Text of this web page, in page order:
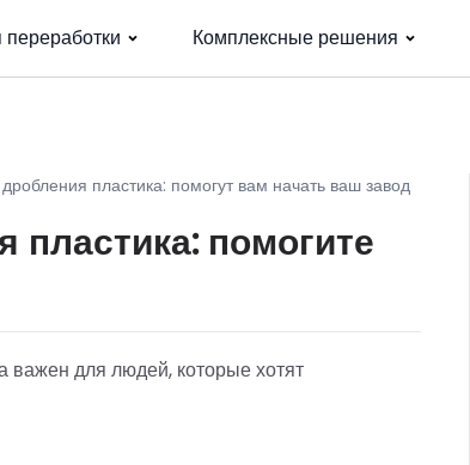
Комплексные решения
пластика: помогут вам начать ваш завод
помогите
для людей, которые хотят